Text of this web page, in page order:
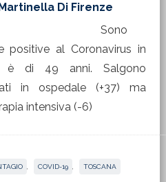
Di Firenze
Sono
positive al Coronavirus in
è di 49 anni. Salgono
in ospedale (+37) ma
intensiva (-6)
COVID-19 TOSCANA